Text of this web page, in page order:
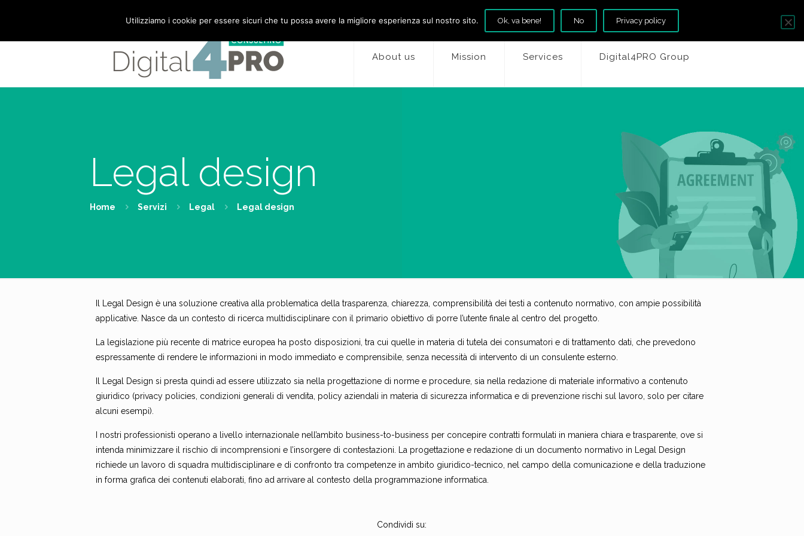
About us Mission Services Digital4PRO Group
Legal design
Home Servizi Legal Legal design
Il Legal Design è una soluzione creativa alla problematica della trasparenza, chiarezza, comprensibilità dei testi a contenuto normativo, con ampie possibilità
applicative. Nasce da un contesto di ricerca multidisciplinare con il primario obiettivo di porre l’utente finale al centro del progetto.
La legislazione più recente di matrice europea ha posto disposizioni, tra cui quelle in materia di tutela dei consumatori e di trattamento dati, che prevedono
espressamente di rendere le informazioni in modo immediato e comprensibile, senza necessità di intervento di un consulente esterno.
Il Legal Design si presta quindi ad essere utilizzato sia nella progettazione di norme e procedure, sia nella redazione di materiale informativo a contenuto
giuridico (privacy policies, condizioni generali di vendita, policy aziendali in materia di sicurezza informatica e di prevenzione rischi sul lavoro, solo per citare
alcuni esempi).
I nostri professionisti operano a livello internazionale nell’ambito business-to-business per concepire contratti formulati in maniera chiara e trasparente, ove si
intenda minimizzare il rischio di incomprensioni e l’insorgere di contestazioni. La progettazione e redazione di un documento normativo in Legal Design
richiede un lavoro di squadra multidisciplinare e di confronto tra competenze in ambito giuridico-tecnico, nel campo della comunicazione e della traduzione
in forma grafica dei contenuti elaborati, fino ad arrivare al contesto della programmazione informatica.
Condividi su:
Utilizziamo i cookie per essere sicuri che tu possa avere la migliore esperienza sul nostro sito. Ok, va bene! No Privacy policy